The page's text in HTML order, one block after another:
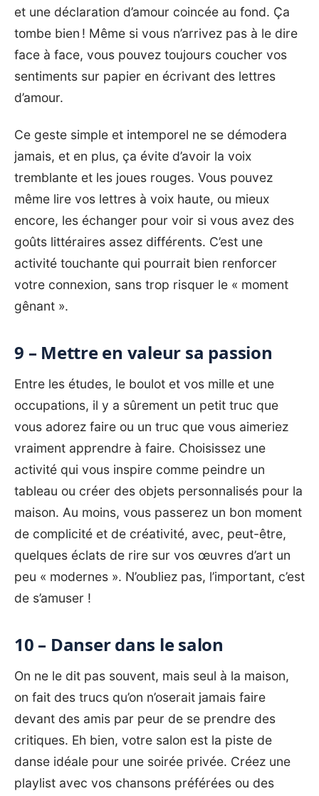
et une déclaration d’amour coincée au fond. Ça
tombe bien ! Même si vous n’arrivez pas à le dire
face à face, vous pouvez toujours coucher vos
sentiments sur papier en écrivant des lettres
d’amour.
Ce geste simple et intemporel ne se démodera
jamais, et en plus, ça évite d’avoir la voix
tremblante et les joues rouges. Vous pouvez
même lire vos lettres à voix haute, ou mieux
encore, les échanger pour voir si vous avez des
goûts littéraires assez différents. C’est une
activité touchante qui pourrait bien renforcer
votre connexion, sans trop risquer le « moment
gênant ».
9 – Mettre en valeur sa passion
Entre les études, le boulot et vos mille et une
occupations, il y a sûrement un petit truc que
vous adorez faire ou un truc que vous aimeriez
vraiment apprendre à faire. Choisissez une
activité qui vous inspire comme peindre un
tableau ou créer des objets personnalisés pour la
maison. Au moins, vous passerez un bon moment
de complicité et de créativité, avec, peut-être,
quelques éclats de rire sur vos œuvres d’art un
peu « modernes ». N’oubliez pas, l’important, c’est
de s’amuser !
10 – Danser dans le salon
On ne le dit pas souvent, mais seul à la maison,
on fait des trucs qu’on n’oserait jamais faire
devant des amis par peur de se prendre des
critiques. Eh bien, votre salon est la piste de
danse idéale pour une soirée privée. Créez une
playlist avec vos chansons préférées ou des